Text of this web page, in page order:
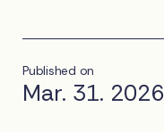
Published on
Mar. 31. 2026